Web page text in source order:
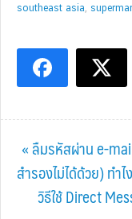
southeast asia,
Previous
Post:
« ลืมรหัสผ่าน e-
สำรองไม่ได้ด้วย) ทำไ
Next
วิธีใช้ Direct